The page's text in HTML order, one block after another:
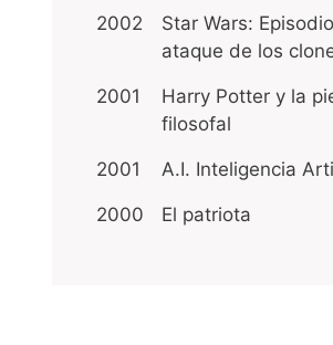
2002
Star Wars:
ataque de los
2001
Harry Potter y la
filosofal
2001 A.I. Inteligencia
2000 El patriota